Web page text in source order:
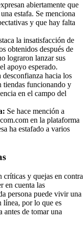
abiertamente que
estafa. Se menciona
y que hay falta
la insatisfacción de
obtenidos después de
lograron lanzar sus
apoyo esperado.
desconfianza hacia los
tiendas funcionando y
en el campo del
Se hace mención a
en la plataforma
ha estafado a varios
críticas y quejas en contra
en cuenta las
persona puede vivir una
línea, por lo que es
de tomar una